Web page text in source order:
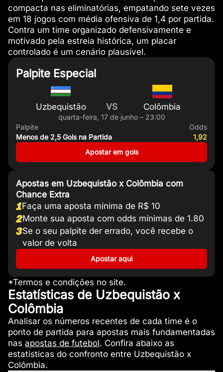
compacta nas eliminatórias, empatando sete vezes
em 18 jogos com média ofensiva de 1,4 por partida.
Contra um time organizado defensivamente e
motivado pela estreia histórica, um placar
controlado é um cenário plausível.
Palpite Especial
Uzbequistão VS Colômbia
quarta-feira, 17 de junho – 23:00
Palpite
Menos de 2,5 Gols na Partida
Odds
1,92
Apostar em gols
Apostas em Uzbequistão x Colômbia com
Chance Extra
1Faça uma aposta mínima de R$ 10
2Monte sua aposta com odds mínimas de 1.80
3Se o seu palpite der errado, você recebe o
valor de volta
Apostar aqui
*Termos e condições no site.
Estatísticas de Uzbequistão x
Colômbia
Analisar os números recentes de cada time é o
ponto de partida para apostas mais fundamentadas
nas apostas de futebol. Confira abaixo as
estatísticas do confronto entre Uzbequistão x
Colômbia.